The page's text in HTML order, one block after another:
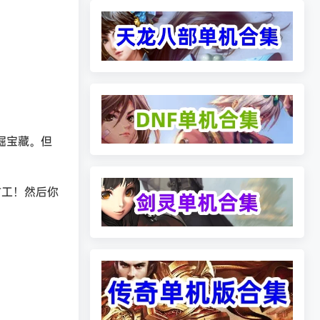
宝藏。但
！然后你